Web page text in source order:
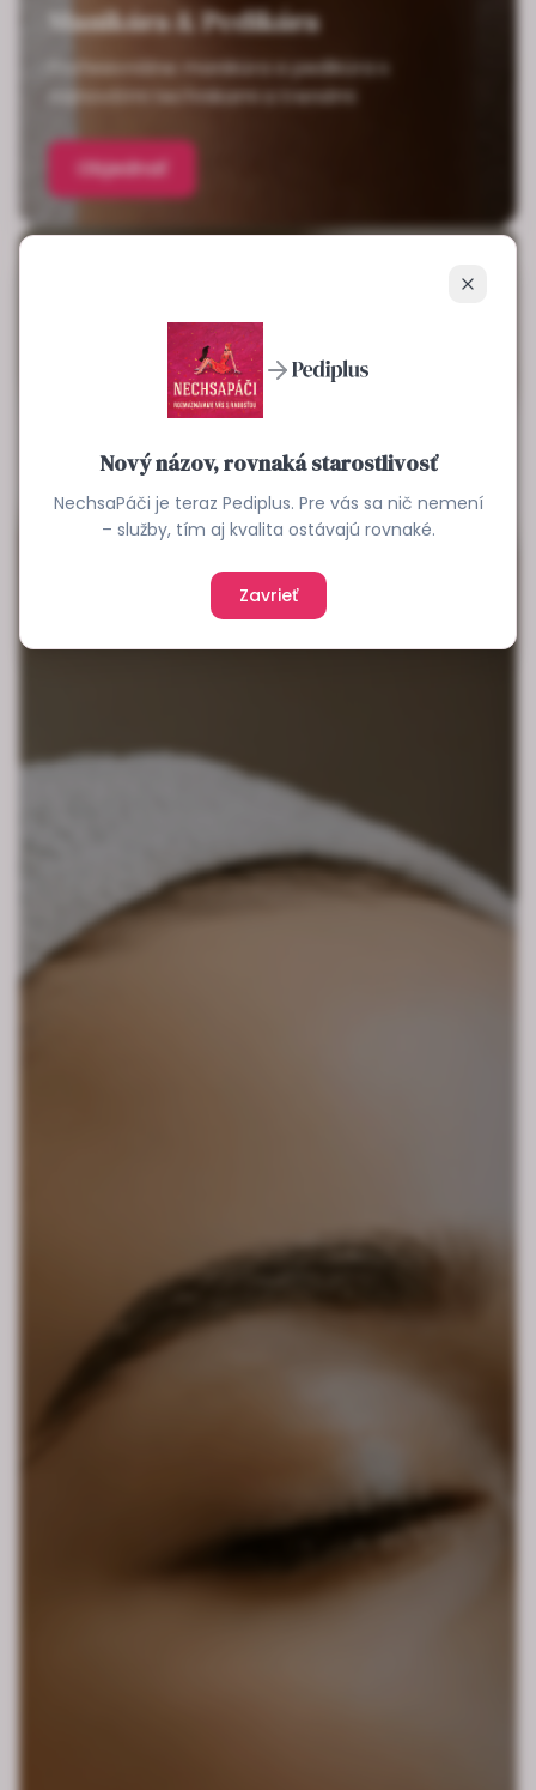
Zavrieť
Nový názov, rovnaká starostlivosť
NechsaPáči je teraz Pediplus. Pre vás sa nič nemení
– služby, tím aj kvalita ostávajú rovnaké.
Zavrieť
Manikúra & Pedikúra
Profesionálne manikúra a pedikúra s
najnovšími technikami a trendmi
Objednať